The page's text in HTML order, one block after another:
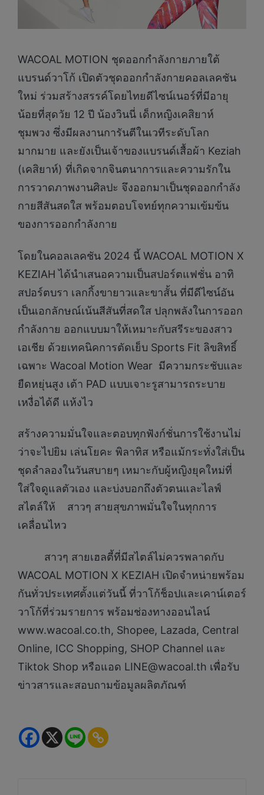
WACOAL MOTION ชุดออกกำลังกายภายใต้
แบรนด์วาโก้ เปิดตัวชุดออกกำลังกายคอลเลคชัน
ใหม่ ร่วมสร้างสรรค์โดยไทยดีไซน์เนอร์ที่มีอายุ
น้อยที่สุดวัย 12 ปี น้องวินนี่ เด็กหญิงเคสิยาห์
ชุมพวง ซึ่งมีผลงานการันตีในเวทีระดับโลก
มากมาย และยังเป็นเจ้าของแบรนด์เสื้อผ้า Keziah
(เคสิยาห์) ที่เกิดจากจินตนาการและความรักใน
การวาดภาพงานศิลปะ จึงออกมาเป็นชุดออกกำลัง
กายสีสันสดใส พร้อมตอบโจทย์ทุกความเข้มข้น
ของการออกกำลังกาย
โดยในคอลเลคชัน 2024 นี้ WACOAL MOTION X
KEZIAH ได้นำเสนอความเป็นสปอร์ตแฟชั่น อาทิ
สปอร์ตบรา เลกกิ้งขายาวและขาสั้น ที่มีดีไซน์อัน
เป็นเอกลักษณ์เน้นสีสันที่สดใส ปลุกพลังในการออก
กำลังกาย ออกแบบมาให้เหมาะกับสรีระของสาว
เอเชีย ด้วยเทคนิคการตัดเย็บ Sports Fit ลิขสิทธิ์
เฉพาะ Wacoal Motion Wear มีความกระชับและ
ยืดหยุ่นสูง เต้า PAD แบบเจาะรูสามารถระบาย
เหงื่อได้ดี แห้งไว
สร้างความมั่นใจและตอบทุกฟังก์ชั่นการใช้งานไม่
ว่าจะไปยิม เล่นโยคะ พิลาทิส หรือแม้กระทั่งใส่เป็น
ชุดลำลองในวันสบายๆ เหมาะกับผู้หญิงยุคใหม่ที่
ใส่ใจดูแลตัวเอง และบ่งบอกถึงตัวตนและไลฟ์
สไตล์ให้ สาวๆ สายสุขภาพมั่นใจในทุกการ
เคลื่อนไหว
สาวๆ สายเฮลตี้ที่มีสไตล์ไม่ควรพลาดกับ
WACOAL MOTION X KEZIAH เปิดจำหน่ายพร้อม
กันทั่วประเทศตั้งแต่วันนี้ ที่วาโก้ช็อปและเคาน์เตอร์
วาโก้ที่ร่วมรายการ พร้อมช่องทางออนไลน์
www.wacoal.co.th, Shopee, Lazada, Central
Online, ICC Shopping, SHOP Channel และ
Tiktok Shop หรือแอด LINE@wacoal.th เพื่อรับ
ข่าวสารและสอบถามข้อมูลผลิตภัณฑ์